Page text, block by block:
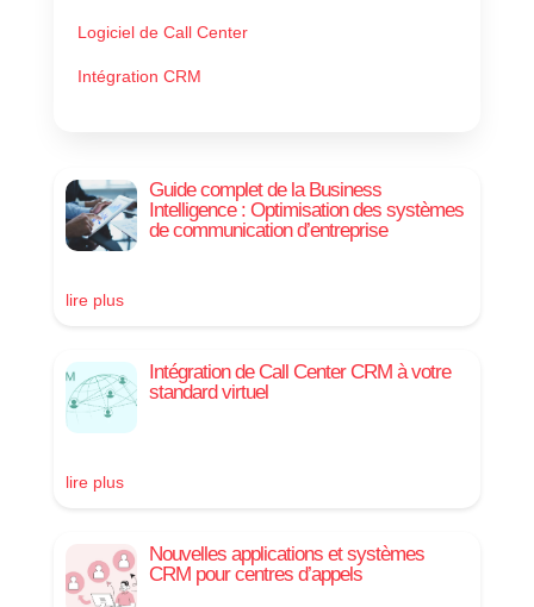
Logiciel de Call Center
Intégration CRM
Guide complet de la Business
Intelligence : Optimisation des systèmes
de communication d’entreprise
lire plus
Intégration de Call Center CRM à votre
standard virtuel
lire plus
Nouvelles applications et systèmes
CRM pour centres d’appels